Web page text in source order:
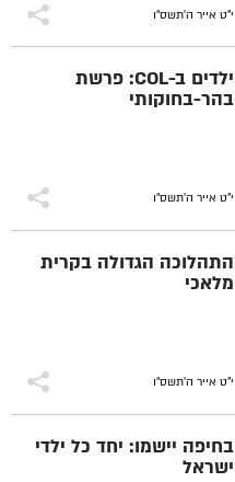
י"ט אייר ה׳תשס״ו
ילדים ב-COL: פרשת
בהר-בחוקותי
י"ט אייר ה׳תשס״ו
התהלוכה הגדולה בקרית
מלאכי
י"ט אייר ה׳תשס״ו
בחיפה יישמו: יחד כל ילדי
ישראל